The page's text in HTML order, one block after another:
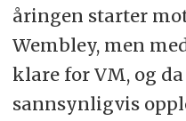
åringen starter
Wembley, men
klare for VM, og
sannsynligvis